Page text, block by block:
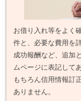
お借り入れ等をよく
件と、必要な費用を
成功報酬など、追加
ムページに表記して
もちろん信用情報訂
ありません。